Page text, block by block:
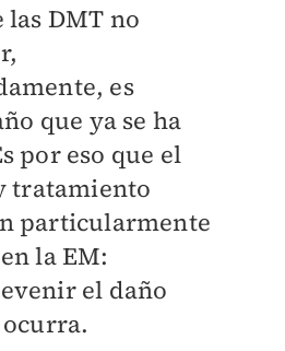
las DMT no
es
que ya se ha
por eso que el
tratamiento
particularmente
la EM:
el daño